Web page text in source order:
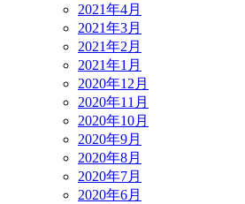
2021年4月
2021年3月
2021年2月
2021年1月
2020年12月
2020年11月
2020年10月
2020年9月
2020年8月
2020年7月
2020年6月